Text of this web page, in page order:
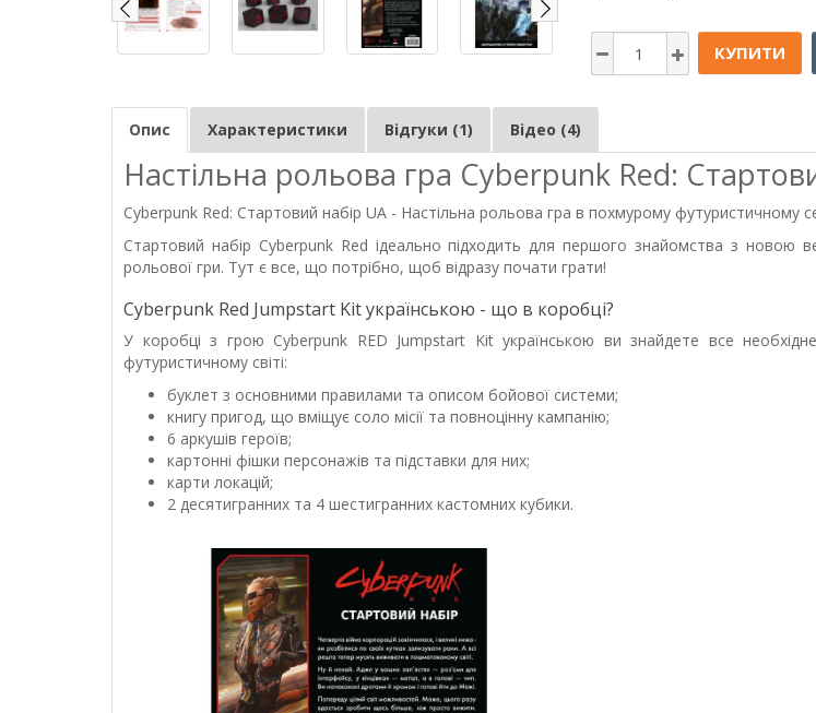
КУПИТИ
Опис Характеристики Відгуки (1) Відео (4)
Настільна рольова гра Cyberpunk Red:
Cyberpunk Red: Стартовий набір UA - Настільна рольова гра в похмурому футуристичному
Стартовий набір Cyberpunk Red ідеально підходить для першого знайомства з новою
рольової гри. Тут є все, що потрібно, щоб відразу почати грати!
Cyberpunk Red Jumpstart Kit українською - що в коробці?
У коробці з грою Cyberpunk RED Jumpstart Kit українською ви знайдете все
футуристичному світі:
буклет з основними правилами та описом бойової системи;
книгу пригод, що вміщує соло місії та повноцінну кампанію;
6 аркушів героїв;
картонні фішки персонажів та підставки для них;
карти локацій;
2 десятигранних та 4 шестигранних кастомних кубики.